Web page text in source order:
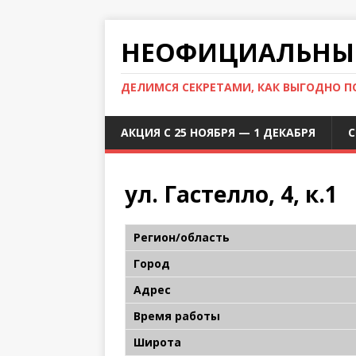
ДЕЛИМСЯ СЕКРЕТАМИ, КАК ВЫГОДНО
АКЦИЯ С 25 НОЯБРЯ — 1 ДЕКАБРЯ
ул. Гастелло, 4, к.1
Регион/область
Город
Адрес
Время работы
Широта